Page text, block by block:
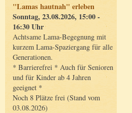
"Lamas hautnah" erleben
Sonntag, 23.08.2026, 15:00 -
16:30 Uhr
Achtsame Lama-Begegnung mit
kurzem Lama-Spaziergang für alle
Generationen.
* Barrierefrei * Auch für Senioren
und für Kinder ab 4 Jahren
geeignet *
Noch 8 Plätze frei (Stand vom
03.08.2026)